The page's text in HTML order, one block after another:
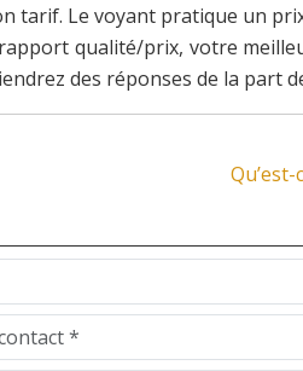
tarif. Le voyant pratique un
qualité/prix, votre
des réponses de la part